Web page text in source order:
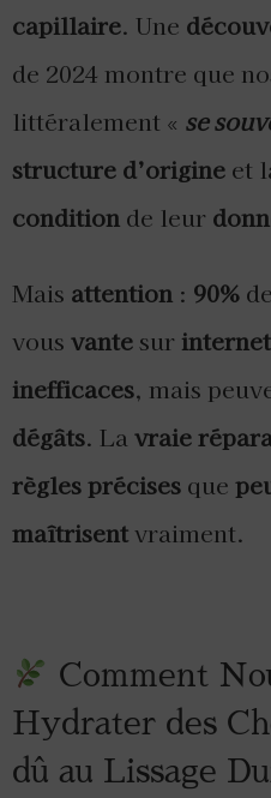
capillaire. Une
de 2024 montre que
littéralement « se
structure d’origine et
condition de leur
Mais attention : 90%
vous vantesur internet
inefficaces, mais
dégâts. La vraie
règles précises que
maîtrisentvraiment.
Comment
Hydrater des
dû au Lissage